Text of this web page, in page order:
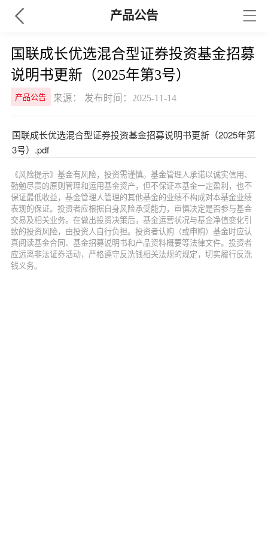
产品公告
国联成长优选混合型证券投资基金招募
说明书更新（2025年第3号）
产品公告 来源： 发布时间：2025-11-14
国联成长优选混合型证券投资基金招募说明书更新（2025年第
3号）.pdf
《风险提示》基金有风险，投资需谨慎。基金管理人承诺以诚实信用、
勤勉尽责的原则管理和运用基金资产，但不保证本基金一定盈利，也不
保证最低收益，基金管理人管理的其他基金的业绩不构成对本基金业绩
表现的保证。投资者应根据自身风险承受能力，审慎决定是否参与基金
交易及相关业务。在做出投资决策后，基金运营状况与基金净值变化引
致的投资风险，由投资人自行负担。投资者认购（或申购）基金时应认
真阅读基金合同、基金招募说明书和产品资料概要等法律文件。投资者
应远离非法证券活动，严格遵守反洗钱相关法规的规定，切实履行反洗
钱义务。